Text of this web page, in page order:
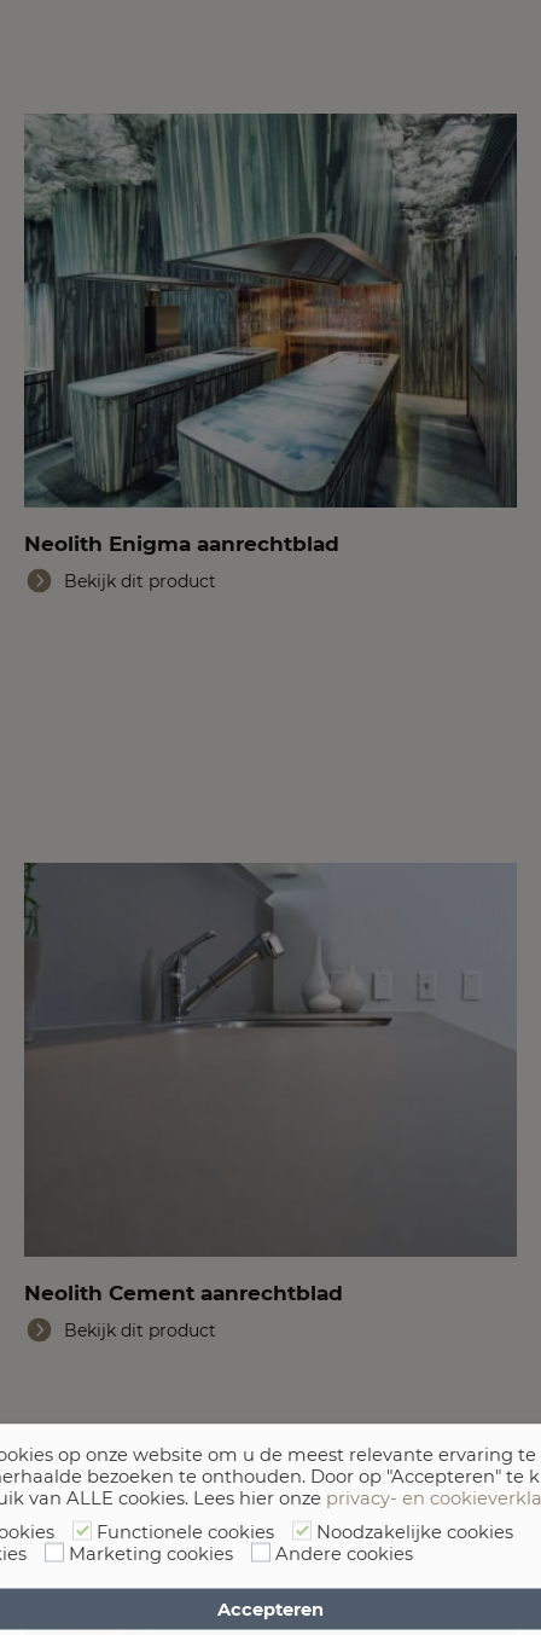
Neolith Enigma aanrechtblad
Bekijk dit product
Neolith Cement aanrechtblad
Bekijk dit product
op onze website om u de meest relevante ervaring
bezoeken te onthouden. Door op "Accepteren" te
van ALLE cookies. Lees hier onze privacy- en
Functionele cookies
Noodzakelijke cookies
Marketing cookies Andere cookies
Accepteren